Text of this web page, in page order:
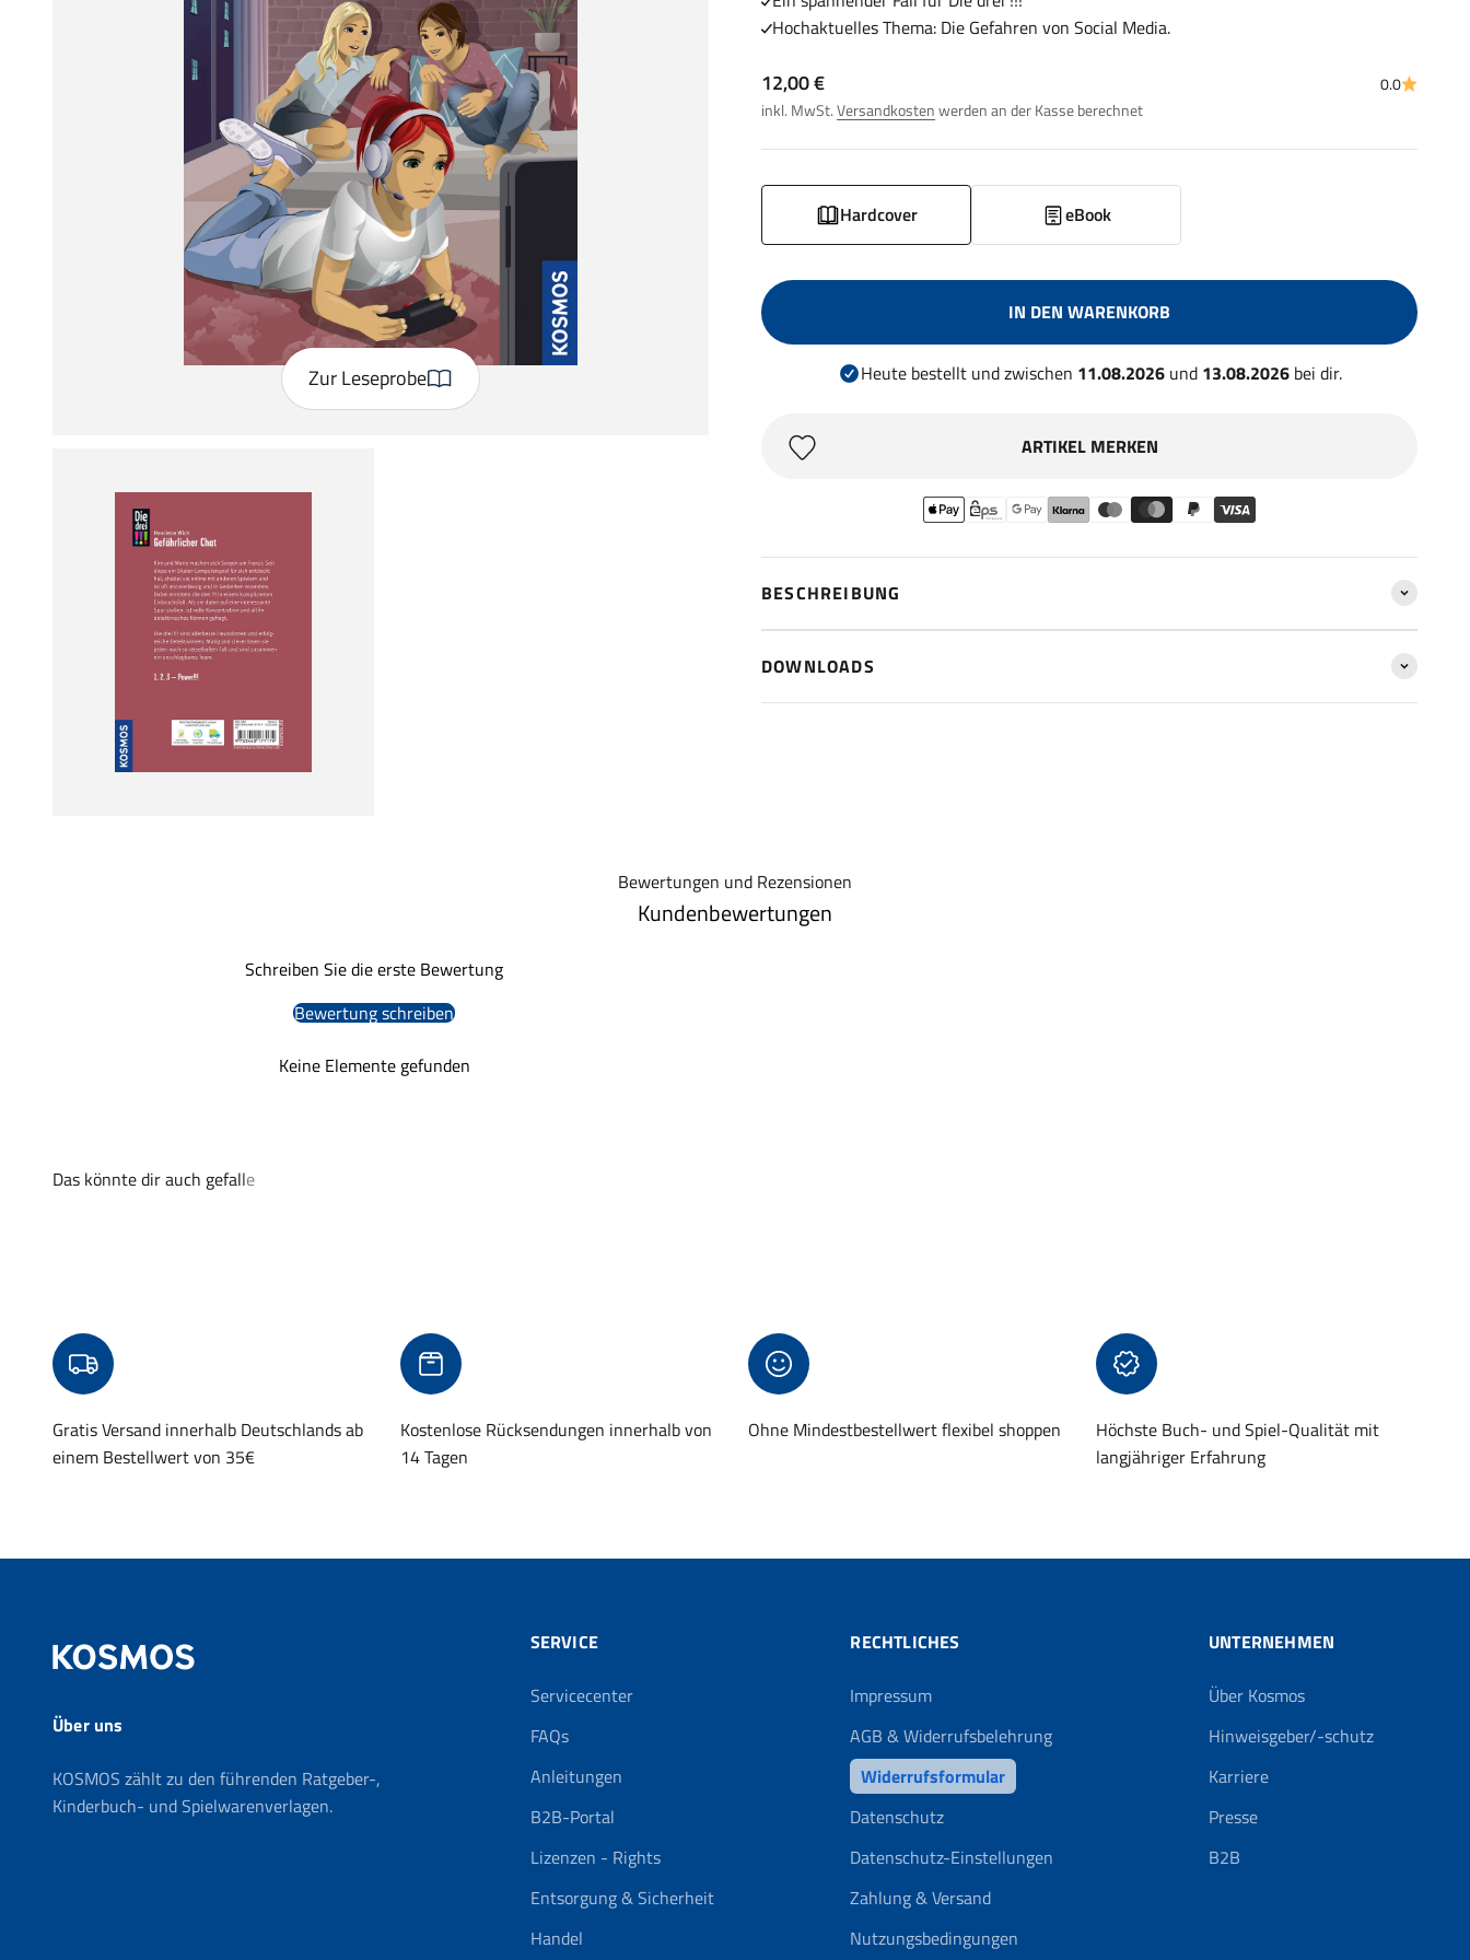
Zur Leseprobe
Hochaktuelles Thema: Die Gefahren von Social Media.
Angebot
12,00 €
inkl. MwSt.Versandkostenwerden an der Kasse berechnet
0.0
Hardcover eBook
IN DEN WARENKORB
Heute bestellt und zwischen 11.08.2026und 13.08.2026 bei dir.
ARTIKEL MERKEN
BESCHREIBUNG
DOWNLOADS
Bewertungen und Rezensionen
Kundenbewertungen
Schreiben Sie die erste Bewertung
Bewertung schreiben
Keine Elemente gefunden
Gratis Versand innerhalb Deutschlands ab
einem Bestellwert von 35€
Kostenlose Rücksendungen innerhalb von
14 Tagen
Ohne Mindestbestellwert flexibel shoppen
Höchste Buch- und Spiel-Qualität mit
langjähriger Erfahrung
Über uns
KOSMOS zählt zu den führenden Ratgeber-,
Kinderbuch- und Spielwarenverlagen.
SERVICE
Servicecenter
FAQs
Anleitungen
B2B-Portal
Lizenzen - Rights
Entsorgung & Sicherheit
Handel
RECHTLICHES
Impressum
AGB & Widerrufsbelehrung
Widerrufsformular
Datenschutz
Datenschutz-Einstellungen
Zahlung & Versand
Nutzungsbedingungen
UNTERNEHMEN
Über Kosmos
Hinweisgeber/-schutz
Karriere
Presse
B2B